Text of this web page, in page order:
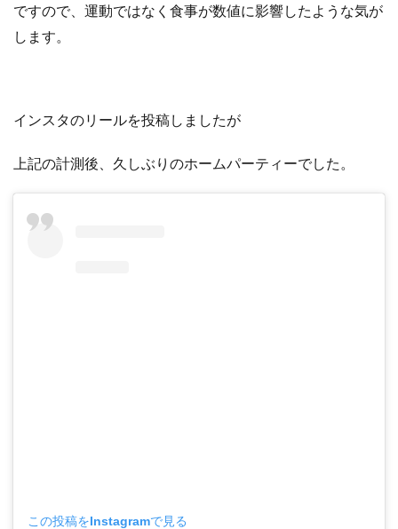
ですので、運動ではなく食事が数値に影響したような気が
します。
インスタのリールを投稿しましたが
上記の計測後、久しぶりのホームパーティーでした。
この投稿をInstagramで見る